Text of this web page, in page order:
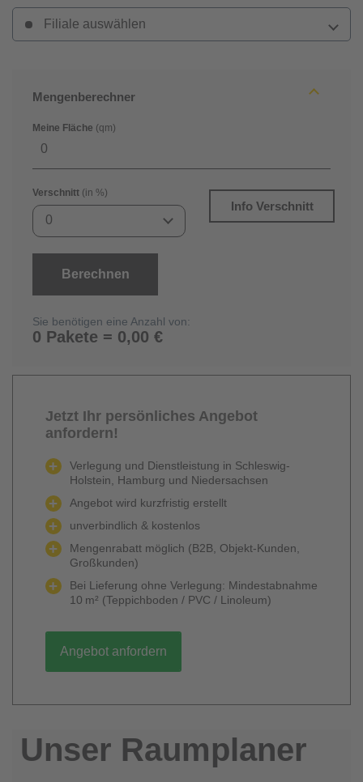
Filiale auswählen
Mengenberechner
Meine Fläche (qm)
Verschnitt (in %)
0
Info Verschnitt
Berechnen
Sie benötigen eine Anzahl von:
0 Pakete = 0,00 €
Jetzt Ihr persönliches Angebot
anfordern!
Verlegung und Dienstleistung in Schleswig-
Holstein, Hamburg und Niedersachsen
Angebot wird kurzfristig erstellt
unverbindlich & kostenlos
Mengenrabatt möglich (B2B, Objekt-Kunden,
Großkunden)
Bei Lieferung ohne Verlegung: Mindestabnahme
10 m² (Teppichboden / PVC / Linoleum)
Angebot anfordern
Unser Raumplaner